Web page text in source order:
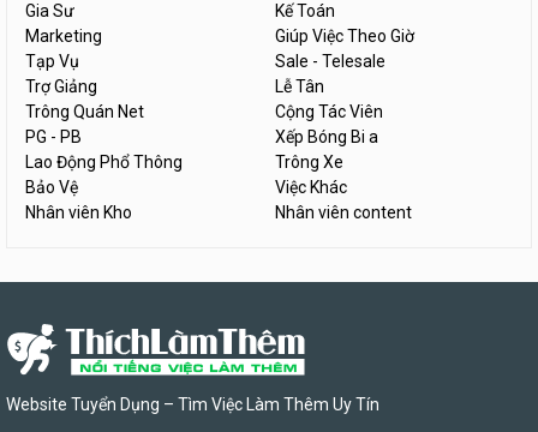
Gia Sư
Kế Toán
Marketing
Giúp Việc Theo Giờ
Tạp Vụ
Sale - Telesale
Trợ Giảng
Lễ Tân
Trông Quán Net
Cộng Tác Viên
PG - PB
Xếp Bóng Bi a
Lao Động Phổ Thông
Trông Xe
Bảo Vệ
Việc Khác
Nhân viên Kho
Nhân viên content
Website Tuyển Dụng – Tìm Việc Làm Thêm Uy Tín